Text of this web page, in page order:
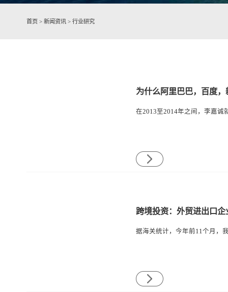
首页 > 新闻资讯 > 行业研究
为什么阿里巴巴，百度
跨境投资：外贸进出口